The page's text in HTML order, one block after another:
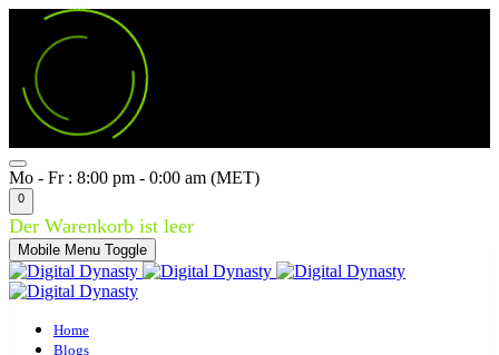
Mo - Fr : 8:00 pm - 0:00 am (MET)
0
Der Warenkorb ist leer
Mobile Menu Toggle
Home
Blogs